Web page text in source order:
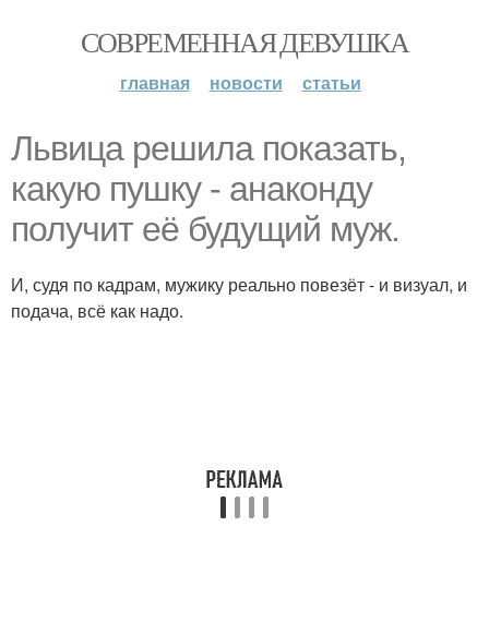
СОВРЕМЕННАЯ ДЕВУШКА
главная новости статьи
Львица решила показать,
какую пушку - анаконду
получит её будущий муж.
И, судя по кадрам, мужику реально повезёт - и визуал, и
подача, всё как надо.